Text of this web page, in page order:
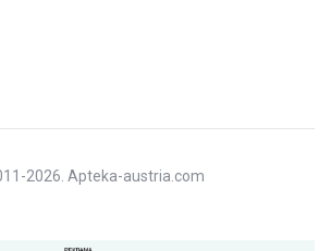
2026. Apteka-austria.com